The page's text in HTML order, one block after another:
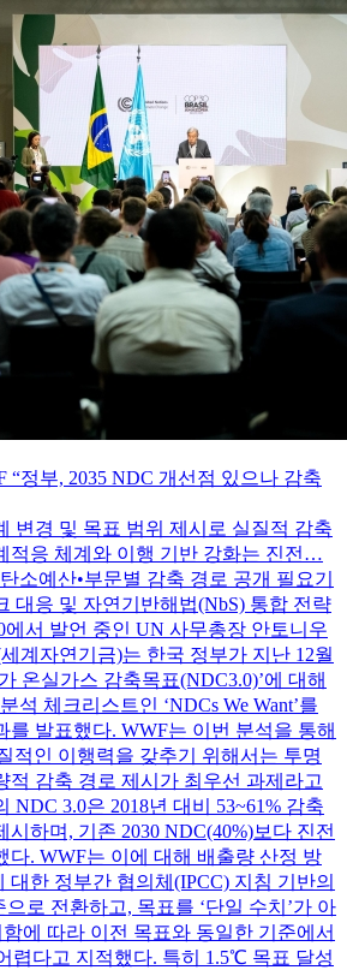
“정부, 2035 NDC 개선점 있으나 감축
변경 및 목표 범위 제시로 실질적 감축
적응 체계와 이행 기반 강화는 진전…
소예산•부문별 감축 경로 공개 필요기
대응 및 자연기반해법(NbS) 통합 전략
에서 발언 중인 UN 사무총장 안토니우
계자연기금)는 한국 정부가 지난 12월
온실가스 감축목표(NDC3.0)’에 대해
석 체크리스트인 ‘NDCs We Want’를
를 발표했다. WWF는 이번 분석을 통해
적인 이행력을 갖추기 위해서는 투명
적 감축 경로 제시가 최우선 과제라고
NDC 3.0은 2018년 대비 53~61% 감축
시하며, 기존 2030 NDC(40%)보다 진전
다. WWF는 이에 대해 배출량 산정 방
대한 정부간 협의체(IPCC) 지침 기반의
으로 전환하고, 목표를 ‘단일 수치’가 아
함에 따라 이전 목표와 동일한 기준에서
렵다고 지적했다. 특히 1.5℃ 목표 달성